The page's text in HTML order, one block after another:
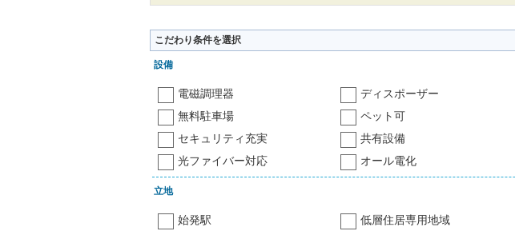
こだわり条件を選択
設備
電磁調理器 ディスポーザー
無料駐車場
ペット可
セキュリティ充実
共有設備
光ファイバー対応
オール電化
立地
始発駅 低層住居専用地域